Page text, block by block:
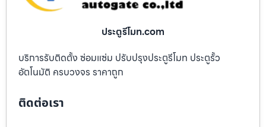
ประตูรีโมท.com
บริการรับติดตั้ง ซ่อมแซ่ม ปรับปรุงประตูรีโมท ประตูรั้ว
อัตโนมัติ ครบวงจร ราคาถูก
ติดต่อเรา